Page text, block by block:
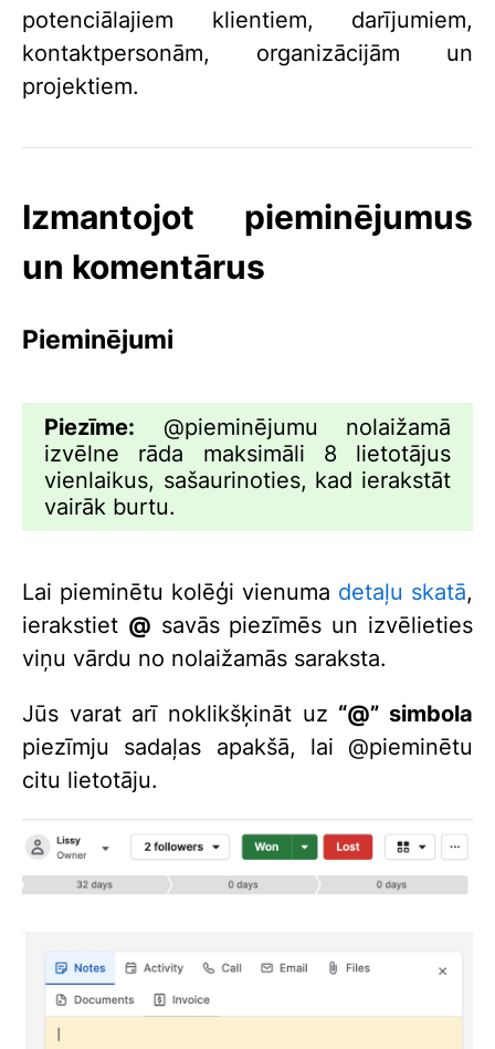
potenciālajiem klientiem, darījumiem,
kontaktpersonām, organizācijām un
projektiem.
Izmantojot pieminējumus
un komentārus
Pieminējumi
Piezīme: @pieminējumu nolaižamā
izvēlne rāda maksimāli 8 lietotājus
vienlaikus, sašaurinoties, kad ierakstāt
vairāk burtu.
Lai pieminētu kolēģi vienuma detaļu skatā,
ierakstiet @ savās piezīmēs un izvēlieties
viņu vārdu no nolaižamās saraksta.
Jūs varat arī noklikšķināt uz “@” simbola
piezīmju sadaļas apakšā, lai @pieminētu
citu lietotāju.